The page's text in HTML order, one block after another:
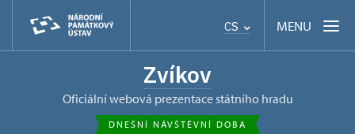
CS MENU
Zvíkov
oficiální webová prezentace státního hradu
DNEŠNÍ NÁVŠTĚVNÍ DOBA